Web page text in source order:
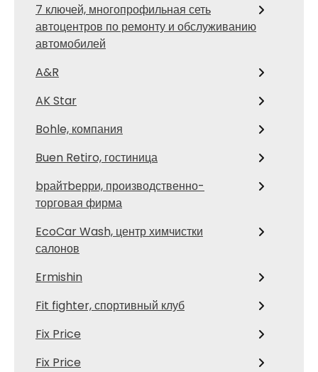
7 ключей, многопрофильная сеть
автоцентров по ремонту и обслуживанию
автомобилей
A&R
AK Star
Bohle, компания
Buen Retiro, гостиница
bрайтbерри, производственно-
торговая фирма
EcoCar Wash, центр химчистки
салонов
Ermishin
Fit fighter, спортивный клуб
Fix Price
Fix Price